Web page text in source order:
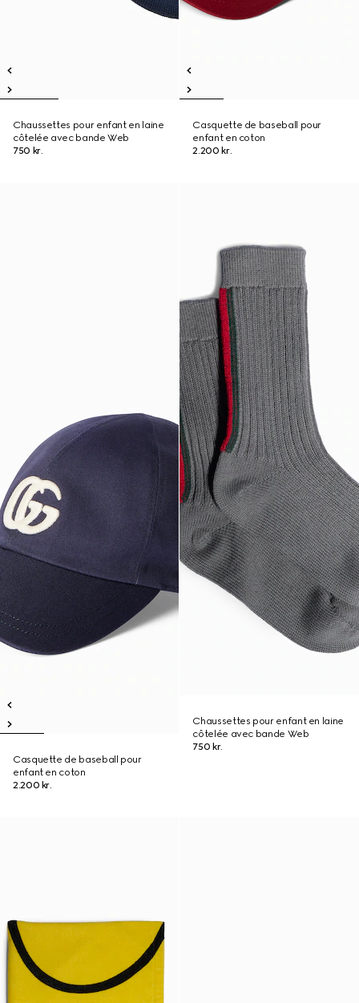
Chaussettes pour enfant en laine
côtelée avec bande Web
750 kr.
Casquette de baseball pour
enfant en coton
2.200 kr.
Casquette de baseball pour
enfant en coton
2.200 kr.
Chaussettes pour enfant en laine
côtelée avec bande Web
750 kr.